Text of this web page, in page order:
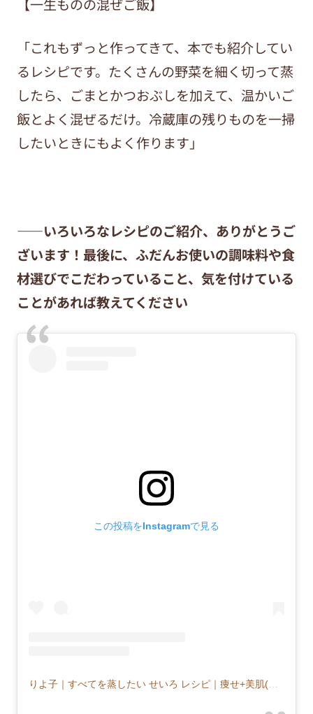
【一生ものの混ぜご飯】
「これもずっと作ってきて、本でも紹介してい
るレシピです。たくさんの野菜を細く切って蒸
したら、ごまとかつおぶしを加えて、温かいご
飯とよく混ぜるだけ。冷蔵庫の残りものを一掃
したいときにもよく作ります」
——いろいろなレシピのご紹介、ありがとうご
ざいます！最後に、ふだんお使いの調味料や食
材選びでこだわっていること、気を付けている
ことがあれば教えてください
この投稿をInstagramで見る
りよ子｜すべてを蒸したい せいろ レシピ｜痩せ+美肌(@musu_riyoco)がシェアした投稿